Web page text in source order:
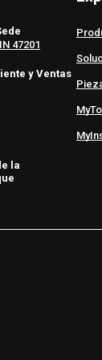
47201
y Ventas
la